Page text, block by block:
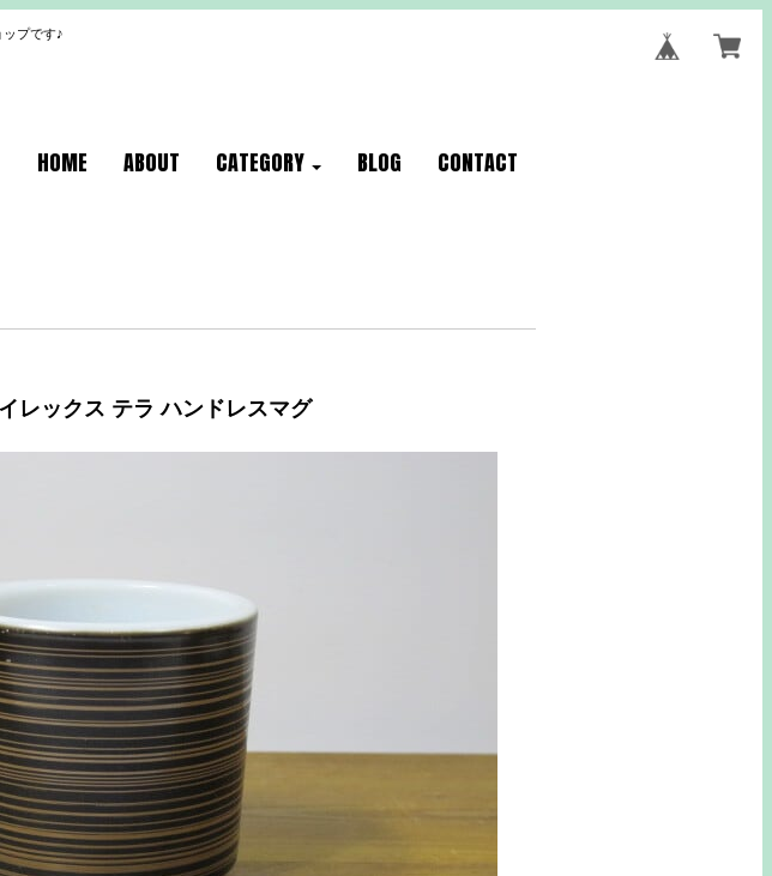
プです♪
HOME ABOUT CATEGORY BLOG CONTACT
レックス テラ ハンドレスマグ